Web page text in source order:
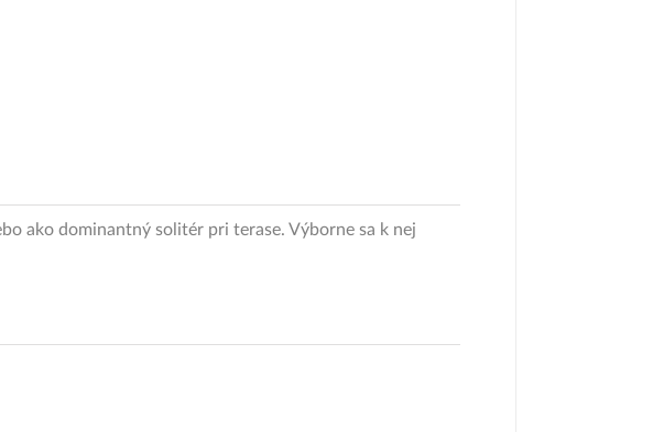
ako dominantný solitér pri terase. Výborne sa k nej